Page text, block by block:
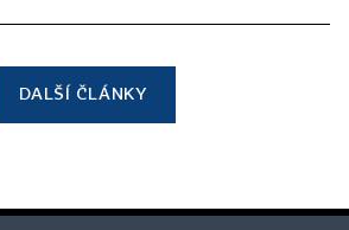
DALŠÍ ČLÁNKY